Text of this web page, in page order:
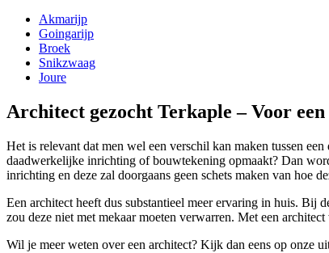
Akmarijp
Goingarijp
Broek
Snikzwaag
Joure
Architect gezocht Terkaple – Voor een
Het is relevant dat men wel een verschil kan maken tussen
daadwerkelijke inrichting of bouwtekening opmaakt? Dan
inrichting en deze zal doorgaans geen schets maken van hoe
Een architect heeft dus substantieel meer ervaring in huis. Bij
zou deze niet met mekaar moeten verwarren. Met een
Wil je meer weten over een architect? Kijk dan eens op onze